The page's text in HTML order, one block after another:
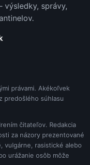
správy,
právami. Akékoľvek
predošlého súhlasu
čitateľov. Redakcia
za názory prezentované
vulgárne, rasistické alebo
urážanie osôb môže